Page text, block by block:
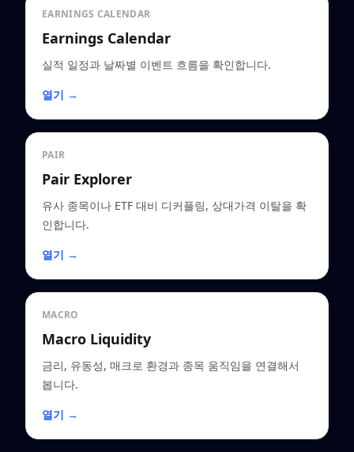
EARNINGS CALENDAR
Earnings Calendar
실적 일정과 날짜별 이벤트 흐름을 확인합니다.
열기 →
PAIR
Pair Explorer
유사 종목이나 ETF 대비 디커플링, 상대가격 이탈을 확
인합니다.
열기 →
MACRO
Macro Liquidity
금리, 유동성, 매크로 환경과 종목 움직임을 연결해서
봅니다.
열기 →